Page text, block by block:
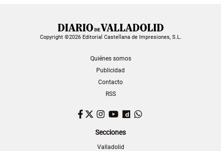
Copyright ©2026 Editorial Castellana de Impresiones, S.L.
Quiénes somos
Publicidad
Contacto
RSS
Facebook
TwitterInstagram
YouTubeDailymotion
Secciones
Valladolid